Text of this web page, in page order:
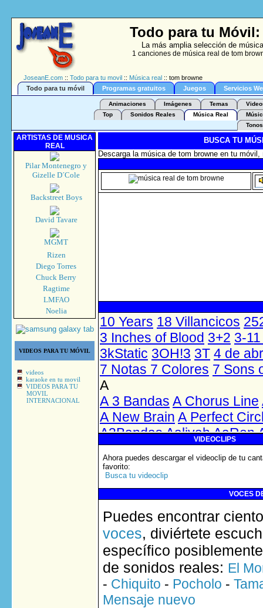
Todo para tu
La más amplia selección de
1 canciones de música real de tom
JoseanE.com :: Todo para tu movil :: Música real :: tom browne
Todo para tu móvil
Programas gratuitos Juegos Servicios
Animaciones Imágenes Temas
Top
Sonidos Reales Música Real
Tonos
ARTISTAS DE MUSICA
REAL
Pilar Montenegro y
Gizelle D´Cole
Backstreet Boys
David Tavare
MGMT
Rizen
Diego Torres
Chuck Berry
Ragtime
LMFAO
Noelia
VIDEOS PARA TU MÓVIL
videos
karaoke en tu movil
VIDEOS PARA TU
MOVIL
INTERNACIONAL
BUSCA TU
Descarga la música de tom browne en tu
VIDEOCLIPS
Ahora puedes descargar el videoclip de tu
favorito:
Busca tu videoclip
VOCES
Puedes encontrar
voces, diviértete
específico
de sonidos reales: El
- Chiquito - Pocholo -
Mensaje nuevo